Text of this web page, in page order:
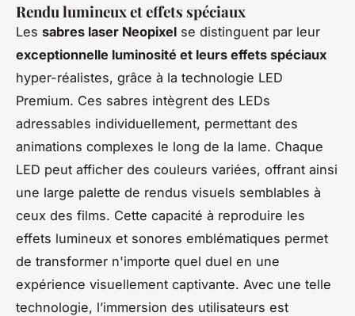
Rendu lumineux et effets spéciaux
Les sabres laser Neopixel se distinguent par leur
exceptionnelle luminosité et leurs effets spéciaux
hyper-réalistes, grâce à la technologie LED
Premium. Ces sabres intègrent des LEDs
adressables individuellement, permettant des
animations complexes le long de la lame. Chaque
LED peut afficher des couleurs variées, offrant ainsi
une large palette de rendus visuels semblables à
ceux des films. Cette capacité à reproduire les
effets lumineux et sonores emblématiques permet
de transformer n'importe quel duel en une
expérience visuellement captivante. Avec une telle
technologie, l’immersion des utilisateurs est